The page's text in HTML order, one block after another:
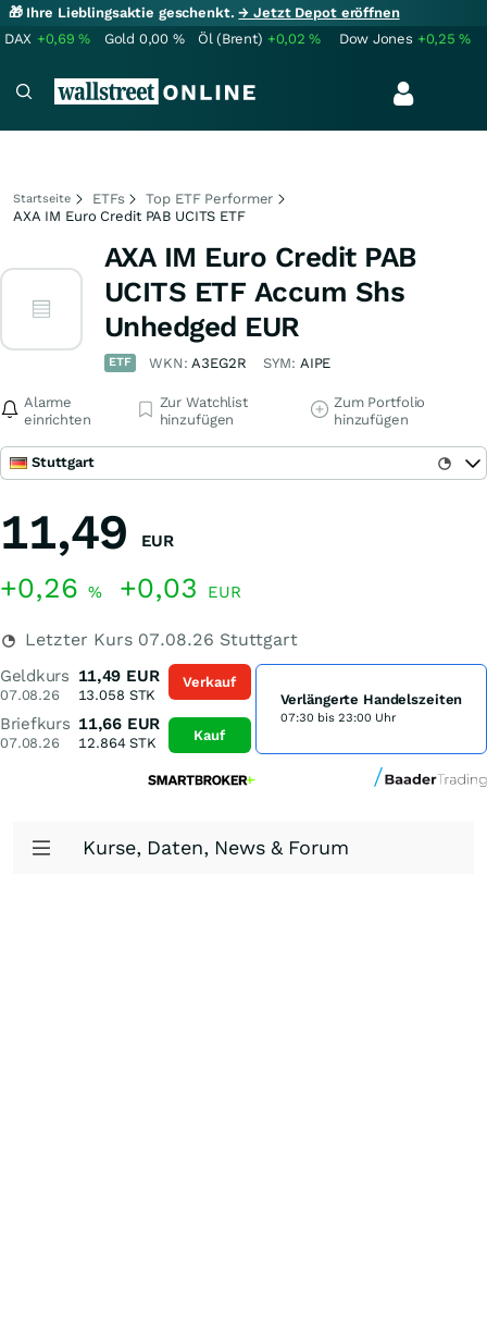
🎁 Ihre Lieblingsaktie geschenkt.→ Jetzt Depot eröffnen
DAX +0,69% Gold 0,00 % Öl (Brent) +0,02% Dow Jones +0,25%
Startseite ETFs
Top ETF Performer
AXA IM Euro Credit PAB UCITS ETF
AXA IM Euro Credit PAB
UCITS ETF Accum Shs
Unhedged EUR
ETF WKN:A3EG2R SYM: AIPE
Alarme
einrichten
Zur Watchlist
hinzufügen
Zum Portfolio
hinzufügen
Stuttgart
11,49 EUR
+0,26 % +0,03 EUR
Letzter Kurs 07.08.26 Stuttgart
Geldkurs
07.08.26
11,49 EUR
13.058 STK
Briefkurs
07.08.26
11,66 EUR
12.864STK
Verkauf
Kauf
Verlängerte Handelszeiten
07:30 bis 23:00 Uhr
Kurse, Daten, News & Forum